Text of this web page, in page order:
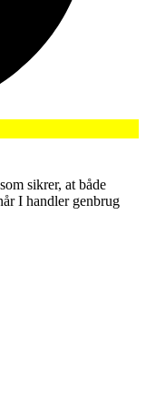
sikrer, at både
I handler genbrug